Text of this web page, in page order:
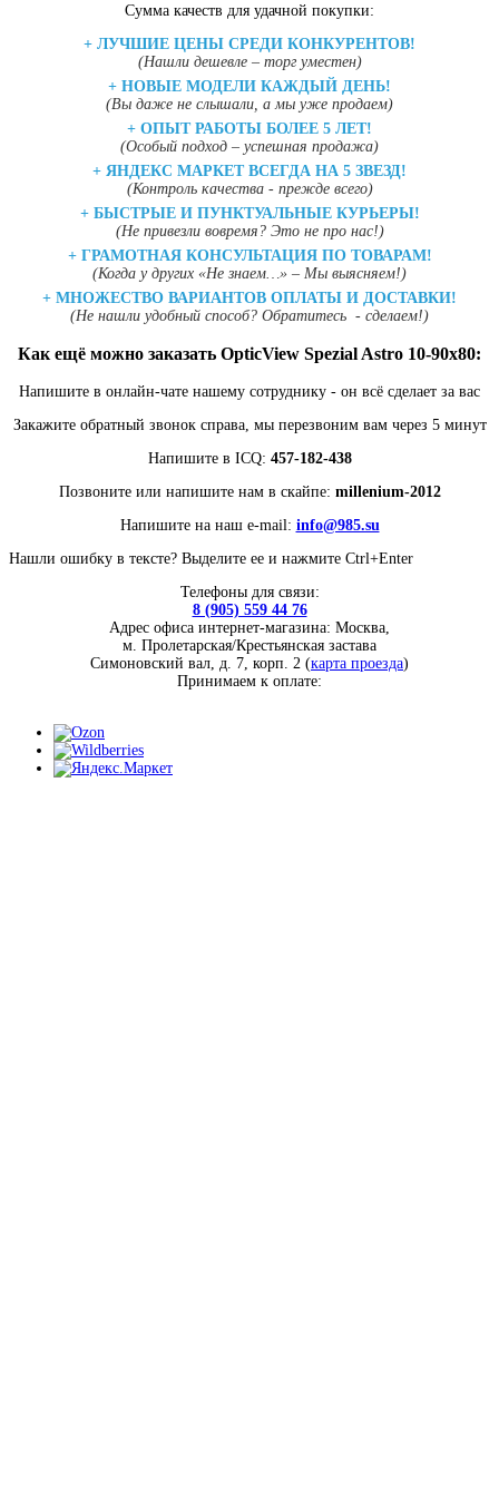
Сумма качеств для удачной покупки:
+ ЛУЧШИЕ ЦЕНЫ СРЕДИ КОНКУРЕНТОВ!
(Нашли дешевле – торг уместен)
+ НОВЫЕ МОДЕЛИ КАЖДЫЙ ДЕНЬ!
(Вы даже не слышали, а мы уже продаем)
+ ОПЫТ РАБОТЫ БОЛЕЕ 5 ЛЕТ!
(Особый подход – успешная продажа)
+ ЯНДЕКС МАРКЕТ ВСЕГДА НА 5 ЗВЕЗД!
(Контроль качества - прежде всего)
+ БЫСТРЫЕ И ПУНКТУАЛЬНЫЕ КУРЬЕРЫ!
(Не привезли вовремя? Это не про нас!)
+ ГРАМОТНАЯ КОНСУЛЬТАЦИЯ ПО ТОВАРАМ!
(Когда у других «Не знаем…» – Мы выясняем!)
+ МНОЖЕСТВО ВАРИАНТОВ ОПЛАТЫ И ДОСТАВКИ!
(Не нашли удобный способ? Обратитесь - сделаем!)
Как ещё можно заказать OpticView Spezial Astro 10-90x80:
Напишите в онлайн-чате нашему сотруднику - он всё сделает за вас
Закажите обратный звонок справа, мы перезвоним вам через 5 минут
Напишите в ICQ: 457-182-438
Позвоните или напишите нам в скайпе: millenium-2012
Напишите на наш e-mail: info@985.su
Нашли ошибку в тексте? Выделите ее и нажмите Ctrl+Enter
Телефоны для связи:
8 (905) 559 44 76
Адрес офиса интернет-магазина: Москва,
м. Пролетарская/Крестьянская застава
Симоновский вал, д. 7, корп. 2 (карта проезда)
Принимаем к оплате: